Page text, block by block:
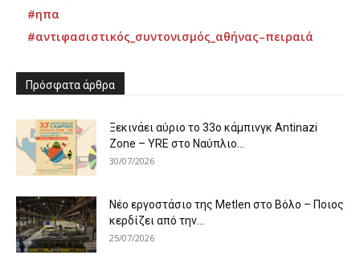
#ηπα
#αντιφασιστικός_συντονισμός_αθήνας–πειραιά
Πρόσφατα άρθρα
Ξεκινάει αύριο το 33ο κάμπινγκ Antinazi
Zone – YRE στο Ναύπλιο...
30/07/2026
Νέο εργοστάσιο της Metlen στο Βόλο – Ποιος
κερδίζει από την...
25/07/2026